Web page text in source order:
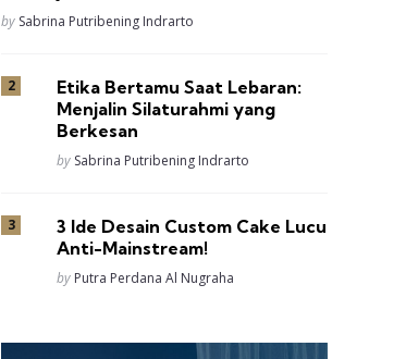
Posted
by Sabrina Putribening Indrarto
Etika Bertamu Saat Lebaran:
Menjalin Silaturahmi yang
Berkesan
Posted
by Sabrina Putribening Indrarto
3 Ide Desain Custom Cake Lucu
Anti-Mainstream!
Posted
by Putra Perdana Al Nugraha